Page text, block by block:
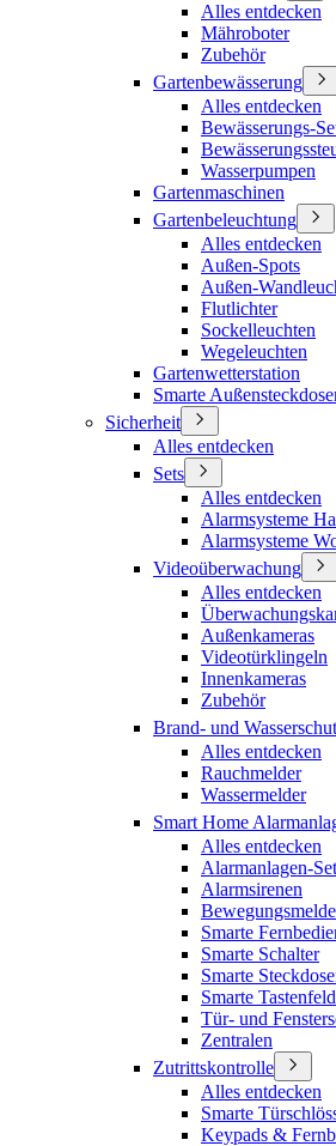
Alles entdecken
Mähroboter
Zubehör
Gartenbewässerung
Alles entdecken
Bewässerungs-
Wasserpumpen
Gartenmaschinen
Gartenbeleuchtung
Alles entdecken
Außen-Spots
Außen-
Flutlichter
Sockelleuchten
Wegeleuchten
Gartenwetterstation
Smarte
Sicherheit
Alles entdecken
Sets
Alles entdecken
Alarmsysteme
Alarmsysteme
Videoüberwachung
Alles entdecken
Außenkameras
Videotürklingeln
Innenkameras
Zubehör
Brand- und
Alles entdecken
Rauchmelder
Wassermelder
Smart Home
Alles entdecken
Alarmanlagen-
Alarmsirenen
Smarte
Smarte Schalter
Smarte
Smarte
Tür- und
Zentralen
Zutrittskontrolle
Alles entdecken
Smarte
Keypads &